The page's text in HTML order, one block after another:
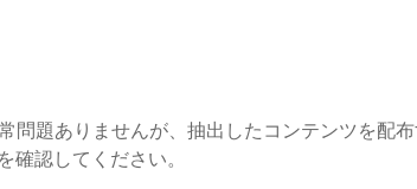
題ありませんが、抽出したコンテンツを配
認してください。